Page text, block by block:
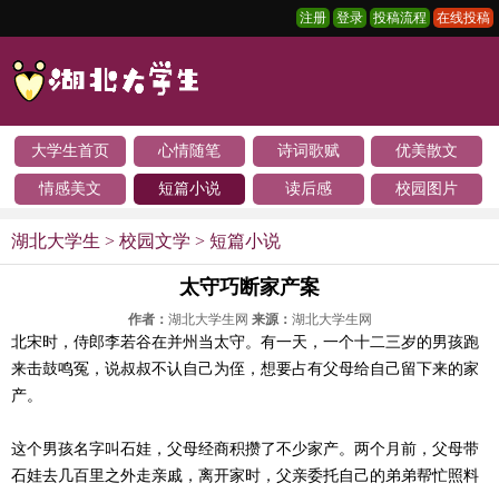
注册 登录 投稿流程 在线投稿
大学生首页 心情随笔 诗词歌赋 优美散文
情感美文 短篇小说 读后感 校园图片
湖北大学生 > 校园文学 > 短篇小说
太守巧断家产案
作者： 湖北大学生网 来源： 湖北大学生网
北宋时，侍郎李若谷在并州当太守。有一天，一个十二三岁的男孩跑
来击鼓鸣冤，说叔叔不认自己为侄，想要占有父母给自己留下来的家
产。
这个男孩名字叫石娃，父母经商积攒了不少家产。两个月前，父母带
石娃去几百里之外走亲戚，离开家时，父亲委托自己的弟弟帮忙照料